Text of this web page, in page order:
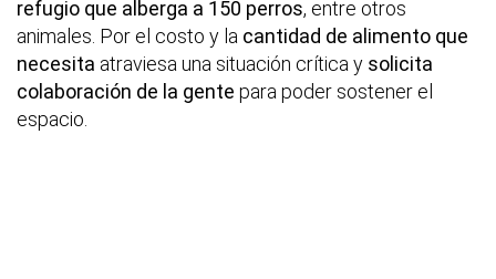
refugio que alberga a 150 perros, entre otros
animales. Por el costo y la cantidad de alimento que
necesita atraviesa una situación crítica y solicita
colaboración de la gente para poder sostener el
espacio.